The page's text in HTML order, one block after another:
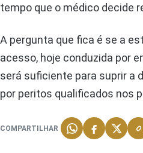
tempo que o médico decide
A pergunta que fica é se a
acesso, hoje conduzida por
será suficiente para suprir a
por peritos qualificados nos
COMPARTILHAR